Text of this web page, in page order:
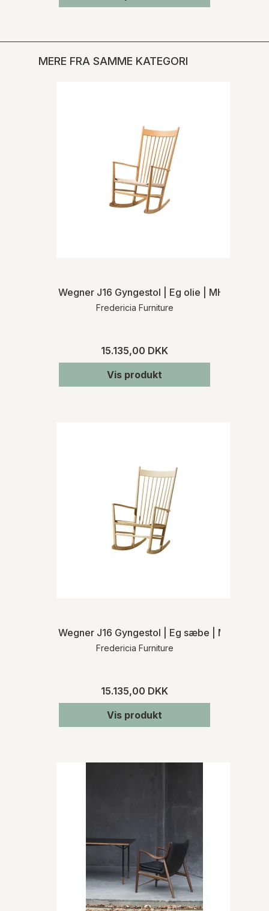
MERE FRA SAMME KATEGORI
Wegner J16 Gyngestol | Eg olie | MH
Fredericia Furniture
15.135,00 DKK
Vis produkt
Wegner J16 Gyngestol | Eg sæbe | MH
Fredericia Furniture
15.135,00 DKK
Vis produkt